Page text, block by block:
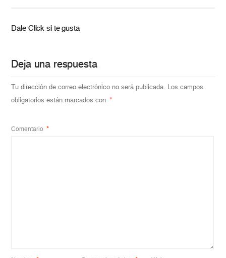
Dale Click si te gusta
Deja una respuesta
Tu dirección de correo electrónico no será publicada. Los campos
obligatorios están marcados con *
Comentario *